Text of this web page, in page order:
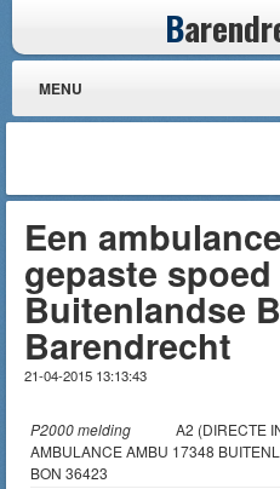
B
MENU
Een
gepaste
Buitenlandse
Barendrecht
21-04-2015 13:13:43
P2000 melding
A2 (DIRECTE
AMBULANCE AMBU 17348
BON 36423